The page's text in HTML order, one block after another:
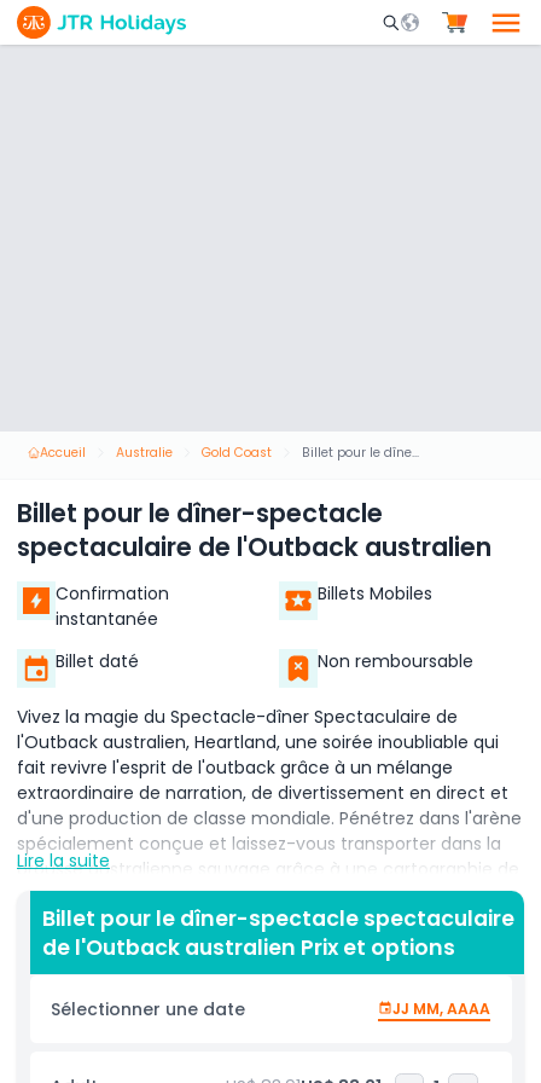
Mobile Search
Accueil Australie Gold Coast Billet pour le dîner-spectacle spectaculaire de l'Outback australien
Billet pour le dîner-spectacle
spectaculaire de l'Outback australien
Confirmation
instantanée
Billets Mobiles
Billet daté Non remboursable
Vivez la magie du Spectacle-dîner Spectaculaire de
l'Outback australien, Heartland, une soirée inoubliable qui
fait revivre l'esprit de l'outback grâce à un mélange
extraordinaire de narration, de divertissement en direct et
d'une production de classe mondiale. Pénétrez dans l'arène
spécialement conçue et laissez-vous transporter dans la
brousse australienne sauvage grâce à une cartographie de
projection immersive à couper le souffle, des
performances spectaculaires et des animaux fascinants
qui créent une expérience véritablement unique. Le
spectacle suit l'histoire émouvante de Reg et Marge, deux
agriculteurs australiens travailleurs confrontés aux dures
réalités de la vie à la campagne. Leur parcours inspirant
communautaire qui définissent l'outback australien. En
Lire la suite
Billet pour le dîner-spectacle spectaculaire
de l'Outback australien Prix et options
Sélectionner une date JJ MM, AAAA